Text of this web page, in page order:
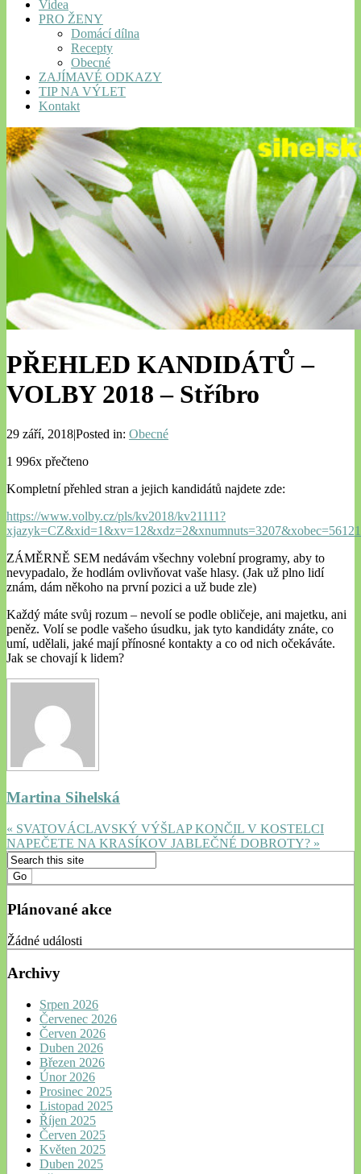
Videa
PRO ŽENY
Domácí dílna
Recepty
Obecné
ZAJÍMAVÉ ODKAZY
TIP NA VÝLET
Kontakt
PŘEHLED KANDIDÁTŮ –
VOLBY 2018 – Stříbro
29 září, 2018|Posted in: Obecné
1 996x přečteno
Kompletní přehled stran a jejich kandidátů najdete zde:
https://www.volby.cz/pls/kv2018/kv21111?
ZÁMĚRNĚ SEM nedávám všechny volební programy, aby to
nevypadalo, že hodlám ovlivňovat vaše hlasy. (Jak už plno lidí
znám, dám někoho na první pozici a už bude zle)
Každý máte svůj rozum – nevolí se podle obličeje, ani majetku, ani
peněz. Volí se podle vašeho úsudku, jak tyto kandidáty znáte, co
umí, udělali, jaké mají přínosné kontakty a co od nich očekáváte.
Jak se chovají k lidem?
Martina Sihelská
« SVATOVÁCLAVSKÝ VÝŠLAP KONČIL V KOSTELCI
NAPEČETE NA KRASÍKOV JABLEČNÉ DOBROTY? »
Plánované akce
Žádné události
Archivy
Srpen 2026
Červenec 2026
Červen 2026
Duben 2026
Březen 2026
Únor 2026
Prosinec 2025
Listopad 2025
Říjen 2025
Červen 2025
Květen 2025
Duben 2025